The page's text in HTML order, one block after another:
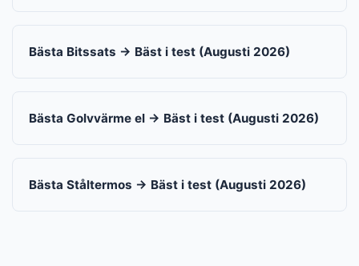
Bästa Bitssats → Bäst i test (Augusti 2026)
Bästa Golvvärme el → Bäst i test (Augusti 2026)
Bästa Ståltermos → Bäst i test (Augusti 2026)